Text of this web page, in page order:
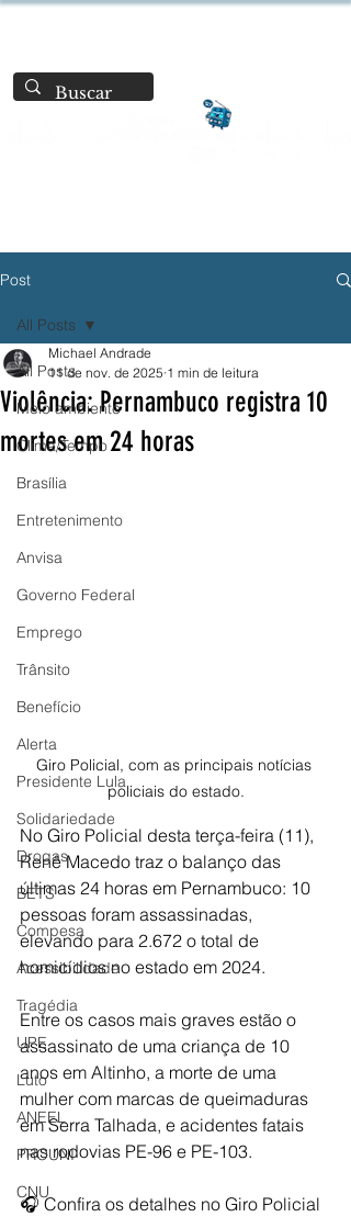
Post
All Posts
Meio ambiente
Clima/Tempo
Brasília
Entretenimento
Anvisa
Governo Federal
Emprego
Trânsito
Benefício
Alerta
Presidente Lula
Solidariedade
Drogas
BETS
Compesa
Acessibilidade
Tragédia
UPE
Luto
ANEEL
PROUNI
CNU
All Posts
Violência: Pernambuco registra 10
mortes em 24 horas
Michael Andrade
11 de nov. de 2025 1 min de leitura
Giro Policial, com as principais notícias
policiais do estado.
No Giro Policial desta terça-feira (11),
Renê Macedo traz o balanço das
últimas 24 horas em Pernambuco: 10
pessoas foram assassinadas,
elevando para 2.672 o total de
homicídios no estado em 2024.
Entre os casos mais graves estão o
assassinato de uma criança de 10
anos em Altinho, a morte de uma
mulher com marcas de queimaduras
em Serra Talhada, e acidentes fatais
nas rodovias PE-96 e PE-103.
🎧 Confira os detalhes no Giro Policial